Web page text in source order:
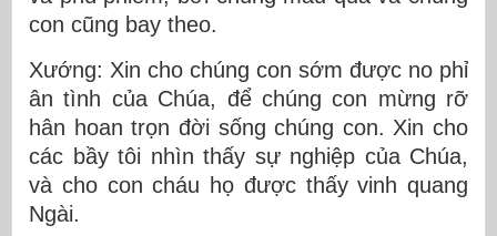
con cũng bay theo.
Xướng: Xin cho chúng con sớm được no phỉ
ân tình của Chúa, để chúng con mừng rỡ
hân hoan trọn đời sống chúng con. Xin cho
các bầy tôi nhìn thấy sự nghiệp của Chúa,
và cho con cháu họ được thấy vinh quang
Ngài.